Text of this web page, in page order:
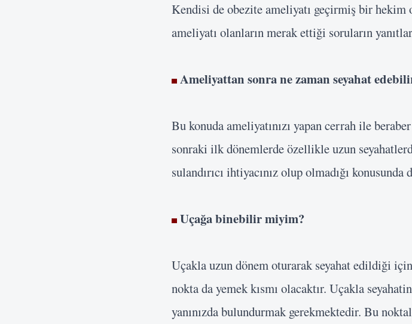
Kendisi de obezite ameliyatı geçirmiş bir
ameliyatı olanların merak ettiği soruların
Ameliyattan sonra nezaman seyahat
Bu konuda ameliyatınızı yapan cerrah ile
sonraki ilk dönemlerde özellikle uzun
sulandırıcı ihtiyacınız olup olmadığı
Uçağa binebilir miyim?
Uçakla uzun dönem oturarak seyahat edildiği
nokta da yemek kısmı olacaktır. Uçakla
yanınızda bulundurmak gerekmektedir. Bu